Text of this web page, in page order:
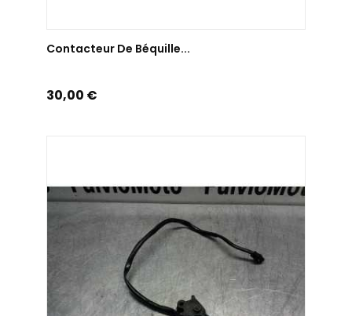
Contacteur De Béquille...
Prix
30,00 €